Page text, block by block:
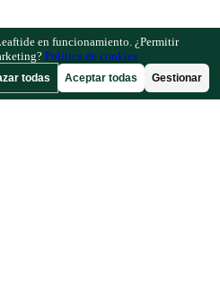
planificador Biblioteca de plantas
en funcionamiento. ¿Permitir
Política de cookies
todas Aceptar todas Gestionar